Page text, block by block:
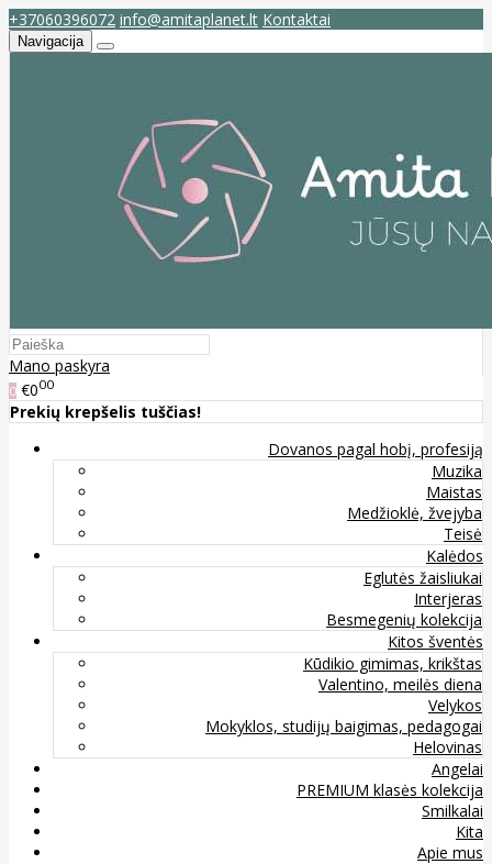
+37060396072 info@amitaplanet.lt Kontaktai
Navigacija
Mano paskyra
0 €000
Prekių krepšelis tuščias!
Dovanos pagal hobį, profesiją
Muzika
Maistas
Medžioklė, žvejyba
Teisė
Kalėdos
Eglutės žaisliukai
Interjeras
Besmegenių kolekcija
Kitos šventės
Kūdikio gimimas, krikštas
Valentino, meilės diena
Velykos
Mokyklos, studijų baigimas, pedagogai
Helovinas
Angelai
PREMIUM klasės kolekcija
Smilkalai
Kita
Apie mus